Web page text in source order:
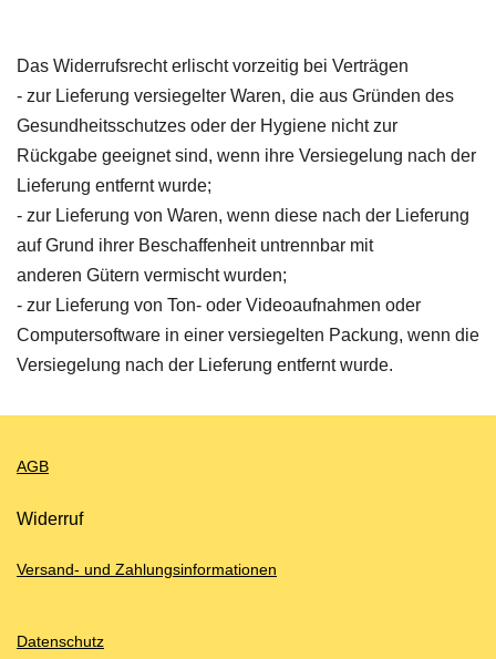
Das Widerrufsrecht erlischt vorzeitig bei Verträgen
- zur Lieferung versiegelter Waren, die aus Gründen des
Gesundheitsschutzes oder der Hygiene nicht zur
Rückgabe geeignet sind, wenn ihre Versiegelung nach der
Lieferung entfernt wurde;
- zur Lieferung von Waren, wenn diese nach der Lieferung
auf Grund ihrer Beschaffenheit untrennbar mit
anderen Gütern vermischt wurden;
- zur Lieferung von Ton- oder Videoaufnahmen oder
Computersoftware in einer versiegelten Packung, wenn die
Versiegelung nach der Lieferung entfernt wurde.
AGB
Widerruf
Versand- und Zahlungsinformationen
Datenschutz